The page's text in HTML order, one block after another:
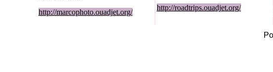
http://marcophoto.ouadjet.org/
http://roadtrips.ouadjet.org/